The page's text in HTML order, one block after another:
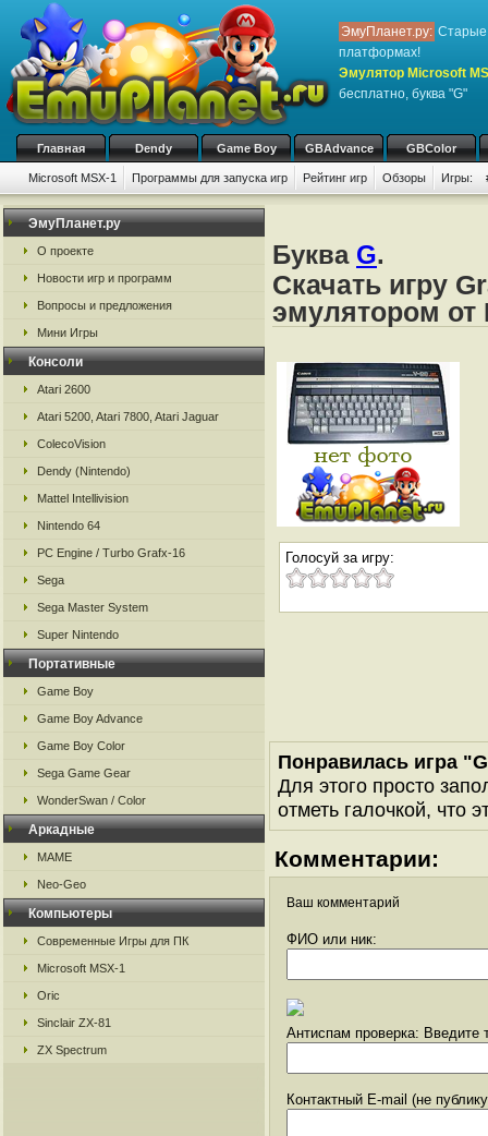
ЭмуПланет.ру: Старые
платформах!
Эмулятор Microsoft
бесплатно, буква "G"
Главная Dendy Game Boy GBAdvance GBColor
Microsoft MSX-1 Программы для запуска игр Рейтинг игр Обзоры Игры:
ЭмуПланет.ру
О проекте
Новости игр и программ
Вопросы и предложения
Мини Игры
Консоли
Atari 2600
Atari 5200, Atari 7800, Atari Jaguar
ColecoVision
Dendy (Nintendo)
Mattel Intellivision
Nintendo 64
PC Engine / Turbo Grafx-16
Sega
Sega Master System
Super Nintendo
Портативные
Game Boy
Game Boy Advance
Game Boy Color
Sega Game Gear
WonderSwan / Color
Аркадные
MAME
Neo-Geo
Компьютеры
Современные Игры для ПК
Microsoft MSX-1
Oric
Sinclair ZX-81
ZX Spectrum
Буква G.
Скачать игру
эмулятором от
Голосуй за игру:
Понравилась игра
Для этого просто
отметь галочкой, что
Комментарии:
Ваш комментарий
ФИО или ник:
Антиспам проверка: Введите
Контактный E-mail (не